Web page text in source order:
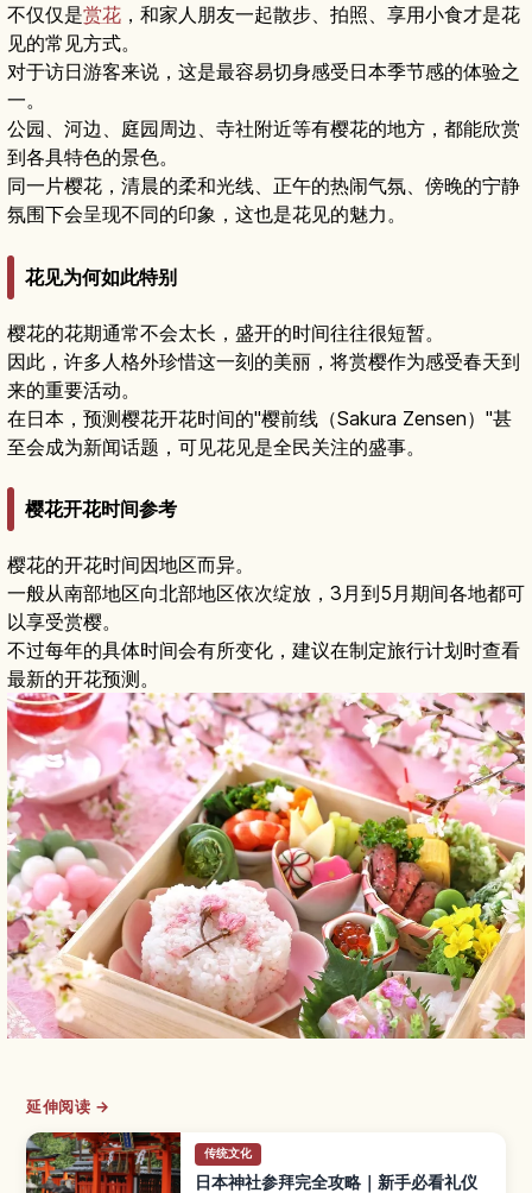
不仅仅是赏花 ，和家人朋友一起散步、拍照、享用小食才是花
见的常见方式。
对于访日游客来说，这是最容易切身感受日本季节感的体验之
一。
公园、河边、庭园周边、寺社附近等有樱花的地方，都能欣赏
到各具特色的景色。
同一片樱花，清晨的柔和光线、正午的热闹气氛、傍晚的宁静
氛围下会呈现不同的印象，这也是花见的魅力。
花见为何如此特别
樱花的花期通常不会太长，盛开的时间往往很短暂。
因此，许多人格外珍惜这一刻的美丽，将赏樱作为感受春天到
来的重要活动。
在日本，预测樱花开花时间的"樱前线（Sakura Zensen）"甚
至会成为新闻话题，可见花见是全民关注的盛事。
樱花开花时间参考
樱花的开花时间因地区而异。
一般从南部地区向北部地区依次绽放，3月到5月期间各地都可
以享受赏樱。
不过每年的具体时间会有所变化，建议在制定旅行计划时查看
最新的开花预测。
延伸阅读 →
传统文化
日本神社参拜完全攻略｜新手必看礼仪